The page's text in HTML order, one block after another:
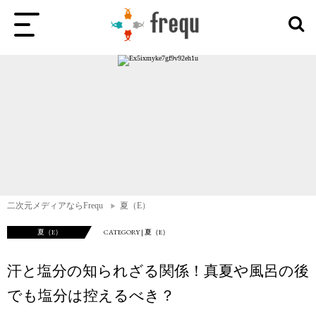
二次元メディアならFrequ 夏（E）
夏（E） CATEGORY | 夏（E）
汗と塩分の知られざる関係！真夏や風呂の後
でも塩分は控えるべき？